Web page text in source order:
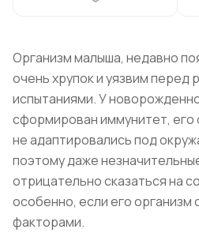
Организм малыша, недавно
очень хрупок и уязвим перед
испытаниями. У
сформирован иммунитет, его
не адаптировались под
поэтому даже
отрицательно сказаться на
особенно, если его организм
факторами.